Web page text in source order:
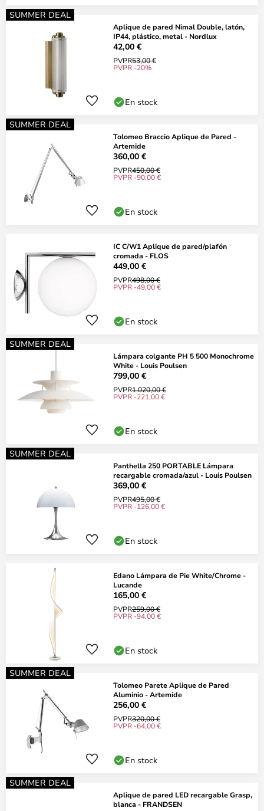
SUMMER DEAL
Aplique de pared Nimal Double, latón,
IP44, plástico, metal - Nordlux
42,00 €
PVPR53,00 €
PVPR -20%
En stock
SUMMER DEAL
Tolomeo Braccio Aplique de Pared -
Artemide
360,00 €
PVPR450,00 €
PVPR -90,00 €
En stock
IC C/W1 Aplique de pared/plafón
cromada - FLOS
449,00 €
PVPR498,00 €
PVPR -49,00 €
En stock
SUMMER DEAL
Lámpara colgante PH 5 500 Monochrome
White - Louis Poulsen
799,00 €
PVPR1.020,00 €
PVPR -221,00 €
En stock
SUMMER DEAL
Panthella 250 PORTABLE Lámpara
recargable cromada/azul - Louis Poulsen
369,00 €
PVPR495,00 €
PVPR -126,00 €
En stock
Edano Lámpara de Pie White/Chrome -
Lucande
165,00 €
PVPR259,00 €
PVPR -94,00 €
En stock
SUMMER DEAL
Tolomeo Parete Aplique de Pared
Aluminio - Artemide
256,00 €
PVPR320,00 €
PVPR -64,00 €
En stock
SUMMER DEAL
Aplique de pared LED recargable Grasp,
blanca - FRANDSEN